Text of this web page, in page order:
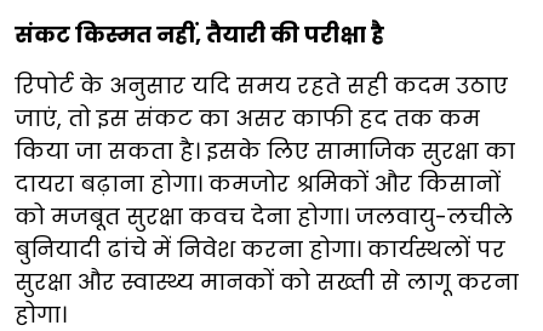
संकट किस्मत नहीं, तैयारी की परीक्षा है
रिपोर्ट के अनुसार यदि समय रहते सही कदम उठाए
जाएं, तो इस संकट का असर काफी हद तक कम
किया जा सकता है। इसके लिए सामाजिक सुरक्षा का
दायरा बढ़ाना होगा। कमजोर श्रमिकों और किसानों
को मजबूत सुरक्षा कवच देना होगा। जलवायु-लचीले
बुनियादी ढांचे में निवेश करना होगा। कार्यस्थलों पर
सुरक्षा और स्वास्थ्य मानकों को सख्ती से लागू करना
होगा।